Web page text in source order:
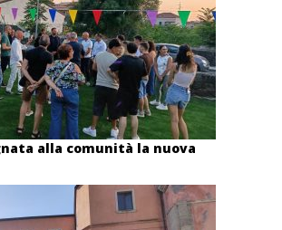
alla comunità la nuova